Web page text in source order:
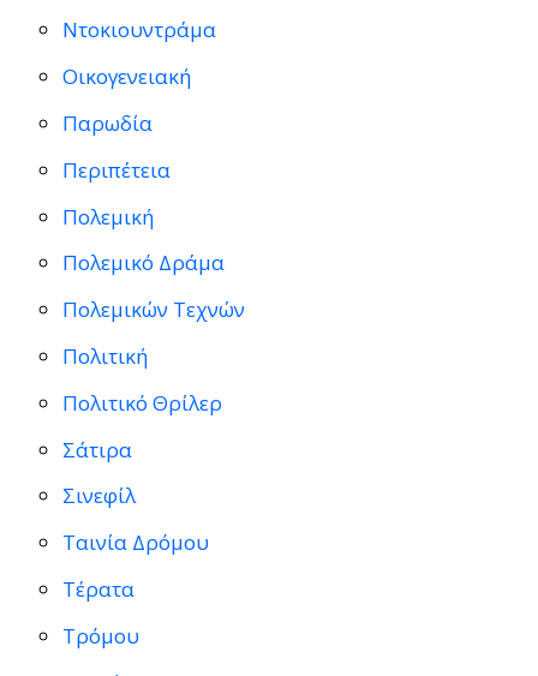
Ντοκιουντράμα
Οικογενειακή
Παρωδία
Περιπέτεια
Πολεμική
Πολεμικό Δράμα
Πολεμικών Τεχνών
Πολιτική
Πολιτικό Θρίλερ
Σάτιρα
Σινεφίλ
Ταινία Δρόμου
Τέρατα
Τρόμου